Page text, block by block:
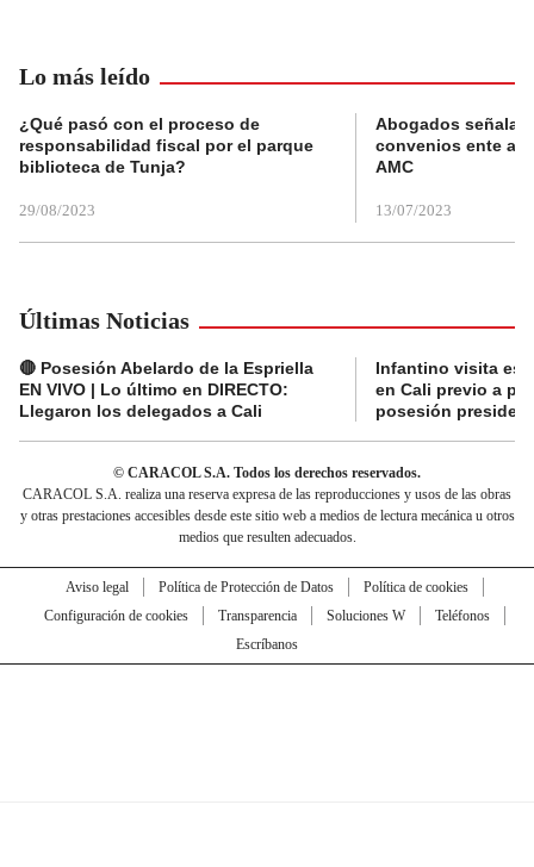
Lo más leído
¿Qué pasó con el proceso de
responsabilidad fiscal por el parque
biblioteca de Tunja?
29/08/2023
Abogados
convenios ente
AMC
13/07/2023
Últimas Noticias
🔴 Posesión Abelardo de la Espriella
EN VIVO | Lo último en DIRECTO:
Llegaron los delegados a Cali
Infantino visita
en Cali previo a
posesión
© CARACOL S.A. Todos los derechos reservados.
CARACOL S.A. realiza una reserva expresa de las reproducciones y usos de las obras
y otras prestaciones accesibles desde este sitio web a medios de lectura mecánica u otros
medios que resulten adecuados.
Aviso legal Política de Protección de Datos
Política de cookies
Configuración de cookies
Transparencia Soluciones W
Teléfonos
Escríbanos